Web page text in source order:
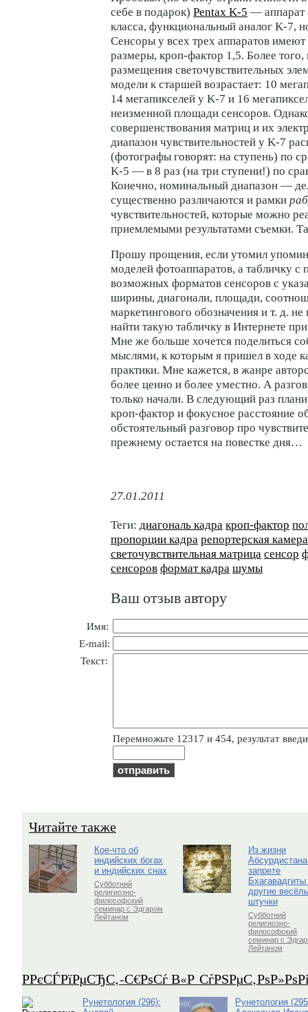
себе в подарок) Pentax K-5 — аппарат
класса, функциональный аналог K-7,
Сенсоры у всех трех аппаратов
размеры, кроп-фактор 1,5. Более того,
размещения светочувствительных
модели к старшей возрастает: 10
14 мегапикселей у K-7 и 16
неизменной площади сенсоров.
совершенствования матриц и их
диапазон чувствительностей у K-7
(фотографы говорят: на ступень) по
K-5 — в 8 раз (на три ступени!) по
Конечно, номинальный диапазон —
существенно различаются и рамки
чувствительностей, которые можно
приемлемыми результатами съемки.
Прошу прощения, если утомил
моделей фотоаппаратов, а табличку с
возможных форматов сенсоров с
ширины, диагонали, площади,
маркетингового обозначения и т. д.
найти такую табличку в Интернете
Мне же больше хочется поделиться
мыслями, к которым я пришел в ходе
практики. Мне кажется, в жанре
более ценно и более уместно. А
только начали. В следующий раз
кроп-фактор и фокусное расстояние
обстоятельный разговор про
прежнему остается на повестке дня…
27.01.2011
Теги: диагональ кадра кроп-фактор
пропорции кадра репортерская камера
светочувствительная матрица сенсор
сенсоров формат кадра шумы
Ваш отзыв автору
Имя:
E-mail:
Текст:
Пepeмнoжьтe 12317 и 454, результат
Читайте также
Кое-что об
индийских богах
и индийских снах
Субботний
религиозно-
философский
семинар с Эдгаром
Лейтаном
Из жизни
запрете
Бхагавадгиты
другие
штучки
Субботний
религиозно-
философский
семинар с
Лейтаном
Р­РєСЃРїРµСЂС‚-С€РѕСѓ В«Р
Рунетология (296):
Рунетология